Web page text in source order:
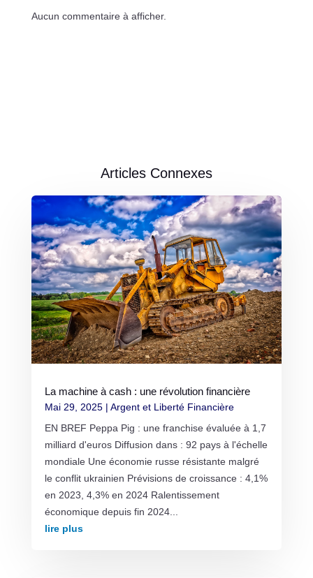
Aucun commentaire à afficher.
Articles Connexes
La machine à cash : une révolution financière
Mai 29, 2025| Argent et Liberté Financière
EN BREF Peppa Pig : une franchise évaluée à 1,7
milliard d'euros Diffusion dans : 92 pays à l'échelle
mondiale Une économie russe résistante malgré
le conflit ukrainien Prévisions de croissance : 4,1%
en 2023, 4,3% en 2024 Ralentissement
économique depuis fin 2024...
lire plus